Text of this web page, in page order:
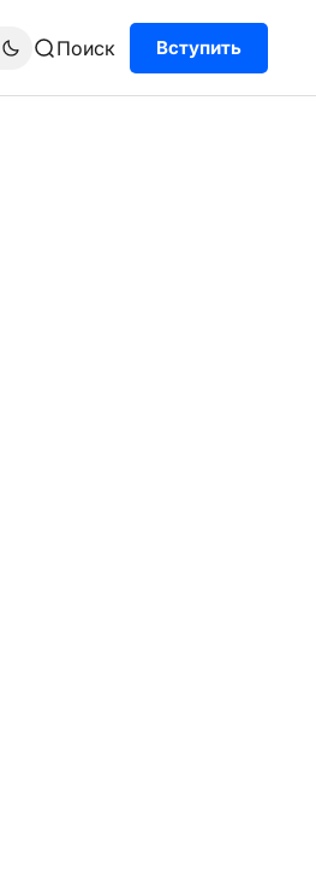
Поиск Вступить